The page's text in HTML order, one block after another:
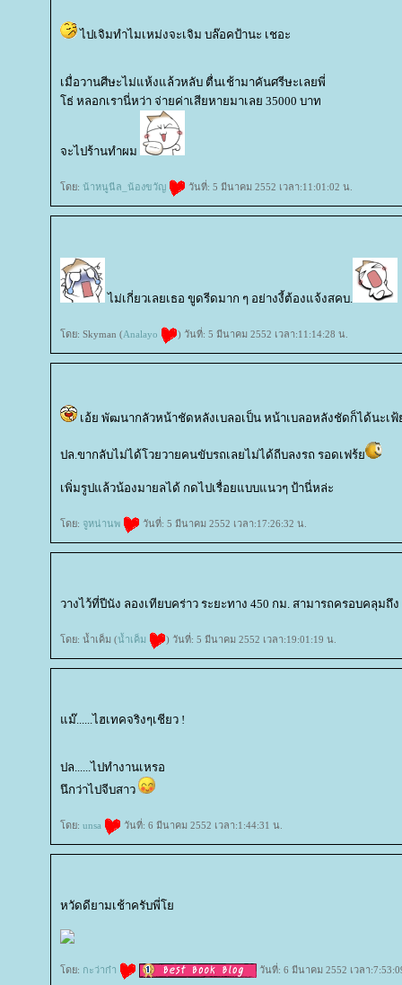
ไปเจิมทำไมเหม่งจะเจิม บล๊อคป้านะ เชอะ
เมื่อวานศีษะไม่แห้งแล้วหลับ ตื่นเช้ามาคันศรีษะเลยพี่
ธ่ หลอกเรานี่หว่า จ่ายค่าเสียหายมาเลย 35000 บาท
จะไปร้านทำผม
ดย: น้าหนูนีล_น้องขวัญ วันที่: 5 มีนาคม 2552 เวลา:11:01:02 น.
ไม่เกี่ยวเลยเธอ ขูดรีดมาก ๆ อย่างงี้ต้องแจ้งสคบ.
ดย: Skyman (Analayo ) วันที่: 5 มีนาคม 2552 เวลา:11:14:28 น.
เอ้ย พัฒนากลัวหน้าชัดหลังเบลอเป็น หน้าเบลอหลังชัดก็ได้นะเ
ปล.ขากลับไม่ได้โวยวายคนขับรถเลยไม่ได้ถีบลงรถ รอดเฟร้
เพิ่มรูปแล้วน้องมายลได้ กดไปเรื่อยแบบแนวๆ ป้านี่หล่ะ
ดย: จูหน่านพ วันที่: 5 มีนาคม 2552 เวลา:17:26:32 น.
วางไว้ที่ปีนัง ลองเทียบคร่าว ระยะทาง 450 กม. สามารถครอบคลุมถึง
ดย: น้ำเค็ม (น้ำเค็ม ) วันที่: 5 มีนาคม 2552 เวลา:19:01:19 น.
ม๊......ไฮเทคจริงๆเชียว !
ปล......ไปทำงานเหรอ
นึกว่าไปจีบสาว
ดย: unsa วันที่: 6 มีนาคม 2552 เวลา:1:44:31 น.
หวัดดียามเช้าครับพี่
ดย: กะว่าก๋า วันที่: 6 มีนาคม 2552 เวลา